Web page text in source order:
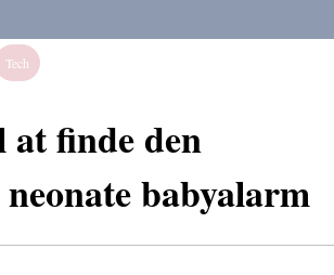
Tech
finde den
babyalarm